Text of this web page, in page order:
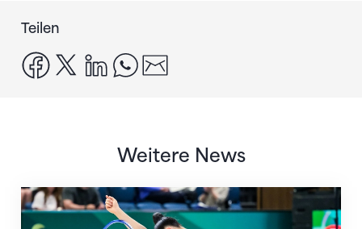
Teilen
facebook
x linkedinwhatsapp
Weitere News
Nächster Halt: Weltmeisterschaft